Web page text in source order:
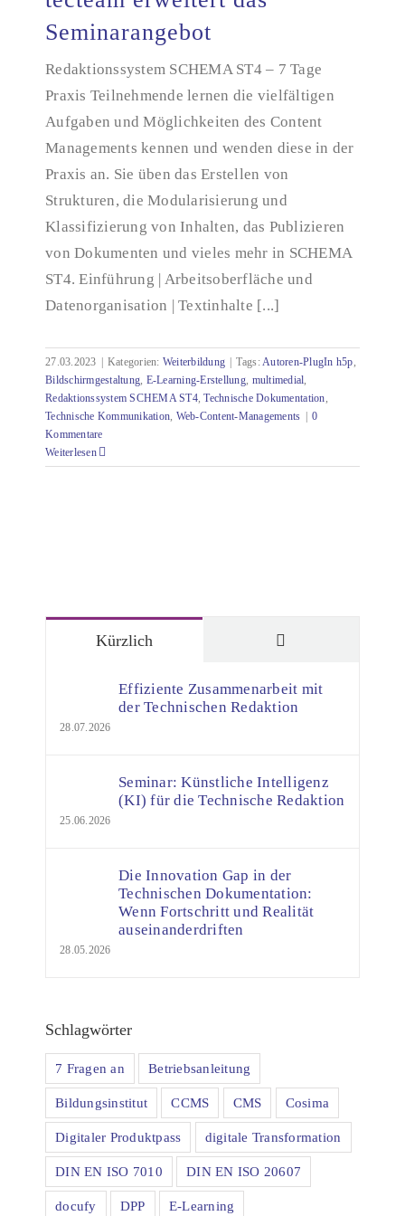
tecteam erweitert das Seminarangebot
Seminarangebot
Redaktionssystem SCHEMA ST4 – 7 Tage
Praxis Teilnehmende lernen die vielfältigen
Aufgaben und Möglichkeiten des Content
Managements kennen und wenden diese in der
Praxis an. Sie üben das Erstellen von
Strukturen, die Modularisierung und
Klassifizierung von Inhalten, das Publizieren
von Dokumenten und vieles mehr in SCHEMA
ST4. Einführung | Arbeitsoberfläche und
Datenorganisation | Textinhalte [...]
27.03.2023 Kategorien: Weiterbildung Tags:Autoren-PlugIn h5p,
Bildschirmgestaltung, E-Learning-Erstellung, multimedial,
Redaktionssystem SCHEMA ST4,Technische Dokumentation,
Technische Kommunikation, Web-Content-Managements
0
Kommentare
Weiterlesen
Kürzlich
Effiziente Zusammenarbeit mit
der Technischen Redaktion
28.07.2026
Seminar: Künstliche Intelligenz
(KI) für die Technische Redaktion
25.06.2026
Die Innovation Gap in der
Technischen Dokumentation:
Wenn Fortschritt und Realität
auseinanderdriften
28.05.2026
Schlagwörter
7 Fragen an Betriebsanleitung
Bildungsinstitut CCMS CMS Cosima
Digitaler Produktpass digitale Transformation
DIN EN ISO 7010 DIN EN ISO 20607
docufy DPP E-Learning